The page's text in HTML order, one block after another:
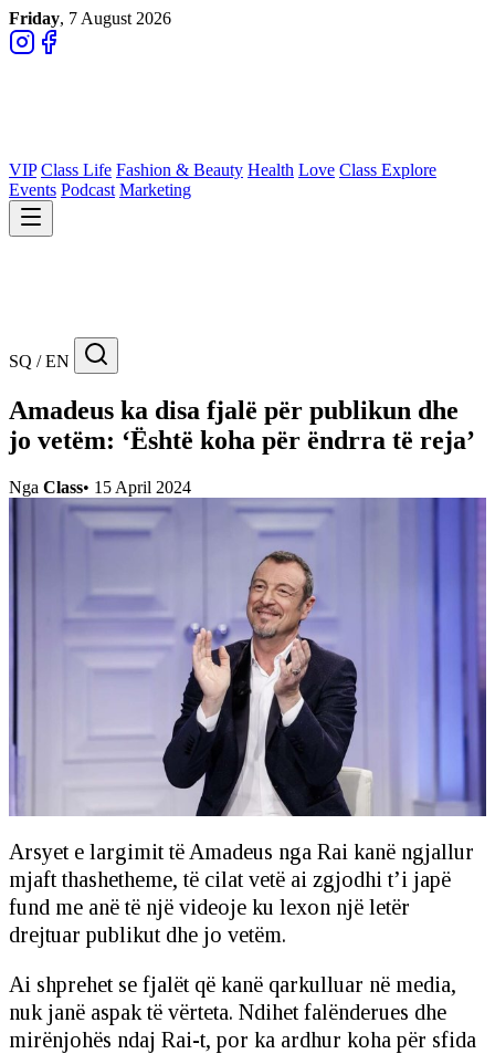
Friday, 7 August 2026
VIP Class Life Fashion & Beauty Health Love Class Explore
Events Podcast Marketing
SQ / EN
Amadeus ka disa fjalë për publikun dhe
jo vetëm: ‘Është koha për ëndrra të reja’
Nga Class• 15 April 2024
Arsyet e largimit të Amadeus nga Rai kanë ngjallur
mjaft thashetheme, të cilat vetë ai zgjodhi t’i japë
fund me anë të një videoje ku lexon një letër
drejtuar publikut dhe jo vetëm.
Ai shprehet se fjalët që kanë qarkulluar në media,
nuk janë aspak të vërteta. Ndihet falënderues dhe
mirënjohës ndaj Rai-t, por ka ardhur koha për sfida